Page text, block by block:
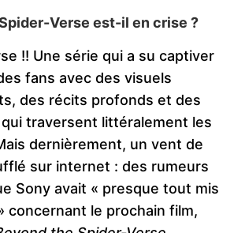
Verse est-il en crise ?
!! Une série qui a su captiver
fans avec des visuels
des récits profonds et des
traversent littéralement les
dernièrement, un vent de
sur internet : des rumeurs
Sony avait « presque tout mis
concernant le prochain film,